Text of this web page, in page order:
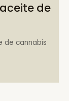
de
de cannabis